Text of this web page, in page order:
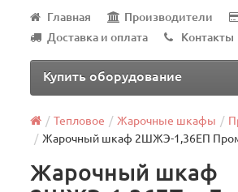
Главная Производители
Доставка и оплата
Контакты
Купить оборудование
Тепловое Жарочные шкафы
Жарочный шкаф 2ШЖЭ-1,36ЕП
Жарочный шкаф